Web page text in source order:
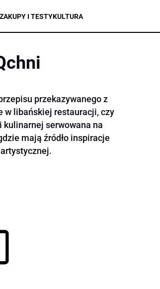
ZAKUPY I TESTYKULTURA
przekazywanego z
w libańskiej restauracji, czy
serwowana na
mają źródło inspiracje